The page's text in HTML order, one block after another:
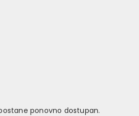
ponovno dostupan.